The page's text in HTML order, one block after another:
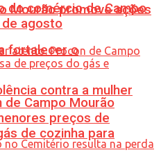
Mourão promove ações
fortalecer o
contra a mulher
do comércio de Campo
agosto
de Campo Mourão
preços de
de cozinha para